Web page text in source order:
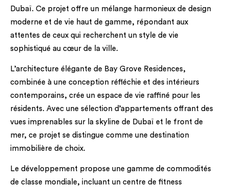
Dubaï. Ce projet offre un mélange harmonieux de design
moderne et de vie haut de gamme, répondant aux
attentes de ceux qui recherchent un style de vie
sophistiqué au cœur de la ville.
L’architecture élégante de Bay Grove Residences,
combinée à une conception réfléchie et des intérieurs
contemporains, crée un espace de vie raffiné pour les
résidents. Avec une sélection d’appartements offrant des
vues imprenables sur la skyline de Dubaï et le front de
mer, ce projet se distingue comme une destination
immobilière de choix.
Le développement propose une gamme de commodités
de classe mondiale, incluant un centre de fitness